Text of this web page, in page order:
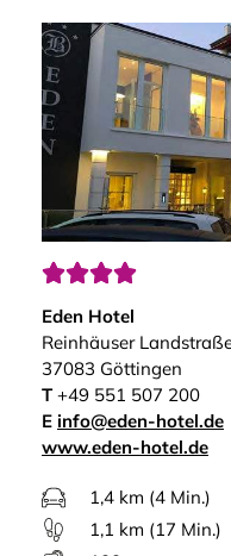

Eden Hotel
Reinhäuser
37083 Göttingen
T+49 551 507 200
E info@eden-hotel.de
www.eden-hotel.de
1,4 km (4 Min.)
1,1 km (17 Min.)